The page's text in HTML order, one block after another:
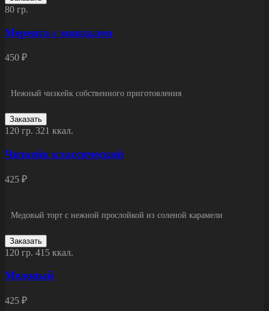
80 гр.
Меренга с миндалем
450 ₽
Нежный чизкейк собственного приготовления
Заказать
120 гр. 321 ккал.
Чизкейк классический
425 ₽
Медовый торт с нежной прослойкой из соленой карамели
Заказать
120 гр. 415 ккал.
Медовый
425 ₽